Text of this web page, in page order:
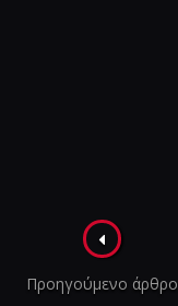
Πλοήγηση
στα
Προηγούμενο άρθρο